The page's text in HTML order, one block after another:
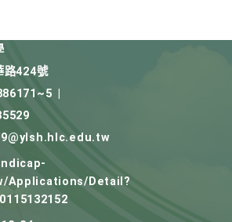
路424號
Applications/Detail?